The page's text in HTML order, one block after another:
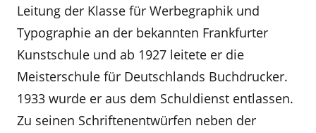
Leitung der Klasse für Werbegraphik und
Typographie an der bekannten Frankfurter
Kunstschule und ab 1927 leitete er die
Meisterschule für Deutschlands Buchdrucker.
1933 wurde er aus dem Schuldienst entlassen.
Zu seinen Schriftenentwürfen neben der